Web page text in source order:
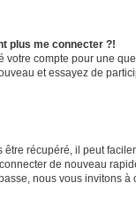
plus me connecter ?!
votre compte pour une
et essayez de
récupéré, il peut
de nouveau
nous vous invitons à